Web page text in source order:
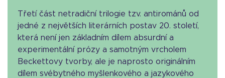
Třetí část netradiční trilogie tzv. antirománů od
jedné z největších literárních postav 20. století,
která není jen základním dílem absurdní a
experimentální prózy a samotným vrcholem
Beckettovy tvorby, ale je naprosto originálním
dílem svébytného myšlenkového a jazykového